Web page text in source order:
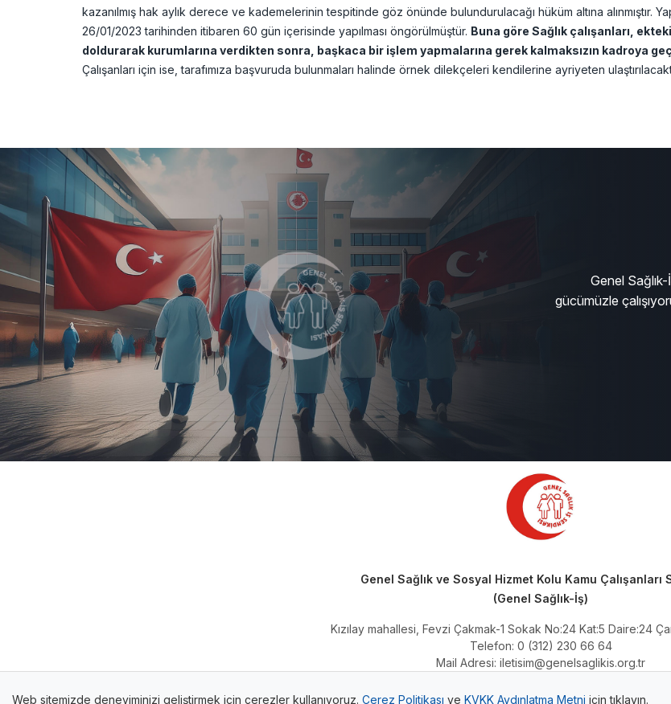
kazanılmış hak aylık derece ve kademelerinin tespitinde göz önünde bulundurulacağı hüküm altına
26/01/2023 tarihinden itibaren 60 gün içerisinde yapılması öngörülmüştür. Buna göre Sağlık çalışanları,
doldurarak kurumlarına verdikten sonra, başkaca bir işlem yapmalarına gerek kalmaksızın kadroya
Çalışanları için ise, tarafımıza başvuruda bulunmaları halinde örnek dilekçeleri kendilerine ayriyeten
Genel Sağlık-
gücümüzle
Genel Sağlık ve Sosyal Hizmet Kolu Kamu Çalışanları
(Genel Sağlık-İş)
Kızılay mahallesi, Fevzi Çakmak-1 Sokak No:24 Kat:5 Daire:24
Telefon: 0 (312) 230 66 64
Mail Adresi: iletisim@genelsaglikis.org.tr
Web sitemizde deneyiminizi geliştirmek için çerezler kullanıyoruz. Çerez Politikası ve KVKK Aydınlatma Metni için tıklayın.